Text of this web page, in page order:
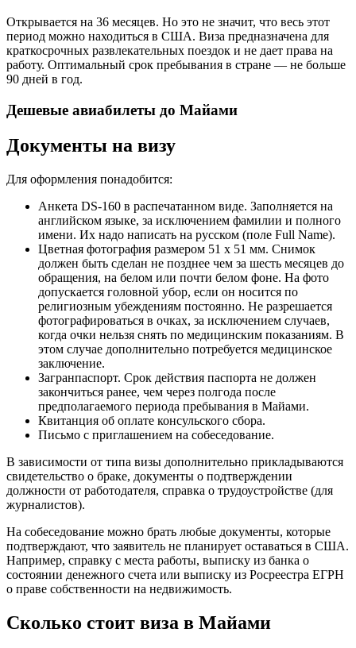
Открывается на 36 месяцев. Но это не значит, что весь этот
период можно находиться в США. Виза предназначена для
краткосрочных развлекательных поездок и не дает права на
работу. Оптимальный срок пребывания в стране — не больше
90 дней в год.
Дешевые авиабилеты до Майами
Документы на визу
Для оформления понадобится:
Анкета DS-160 в распечатанном виде. Заполняется на
английском языке, за исключением фамилии и полного
имени. Их надо написать на русском (поле Full Name).
Цветная фотография размером 51 х 51 мм. Снимок
должен быть сделан не позднее чем за шесть месяцев до
обращения, на белом или почти белом фоне. На фото
допускается головной убор, если он носится по
религиозным убеждениям постоянно. Не разрешается
фотографироваться в очках, за исключением случаев,
когда очки нельзя снять по медицинским показаниям. В
этом случае дополнительно потребуется медицинское
заключение.
Загранпаспорт. Срок действия паспорта не должен
закончиться ранее, чем через полгода после
предполагаемого периода пребывания в Майами.
Квитанция об оплате консульского сбора.
Письмо с приглашением на собеседование.
В зависимости от типа визы дополнительно прикладываются
свидетельство о браке, документы о подтверждении
должности от работодателя, справка о трудоустройстве (для
журналистов).
На собеседование можно брать любые документы, которые
подтверждают, что заявитель не планирует оставаться в США.
Например, справку с места работы, выписку из банка о
состоянии денежного счета или выписку из Росреестра ЕГРН
о праве собственности на недвижимость.
Сколько стоит виза в Майами